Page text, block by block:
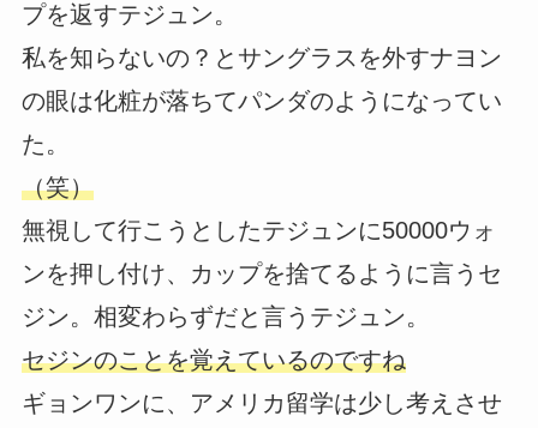
プを返すテジュン。
私を知らないの？とサングラスを外すナヨン
の眼は化粧が落ちてパンダのようになってい
た。
（笑）
無視して行こうとしたテジュンに50000ウォ
ンを押し付け、カップを捨てるように言うセ
ジン。相変わらずだと言うテジュン。
セジンのことを覚えているのですね
ギョンワンに、アメリカ留学は少し考えさせ